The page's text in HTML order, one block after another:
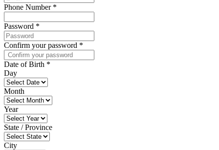
Phone Number *
Password *
Confirm your password *
Date of Birth *
Day
Month
Year
State / Province
City